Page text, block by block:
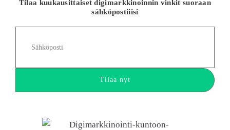
Tilaa kuukausittaiset digimarkkinoinnin vinkit suoraan
sähköpostiiisi
Tilaa nyt